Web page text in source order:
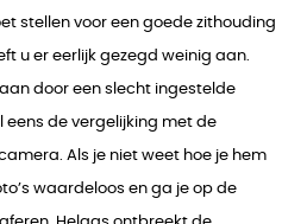
stellen voor een goede zithouding
u er eerlijk gezegd weinig aan.
door een slecht ingestelde
eens de vergelijking met de
Als je niet weet hoe je hem
waardeloos en ga je op de